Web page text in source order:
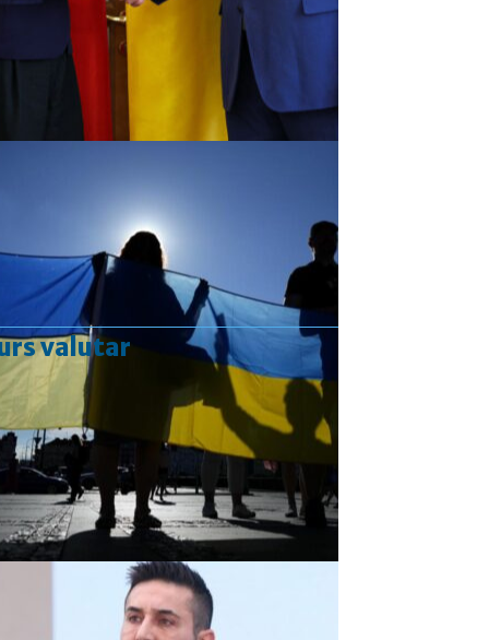
valutar
Curs valutar: 07 Aug 2026
EUR: 5,2554 RON
+0,0041 ▲
USD
: 4,5584 RON
+0,0077 ▲
CHF: 5,6244 RON
+0,0023 ▲
GBP
: 6,1277 RON
+0,0041 ▲
Convertor valutar
»